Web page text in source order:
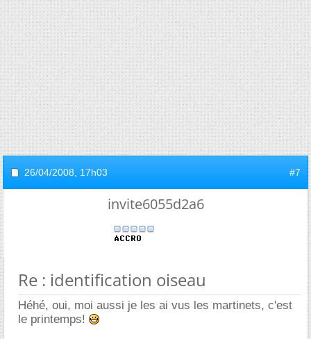
26/04/2008, 17h03 #7
invite6055d2a6
Re : identification oiseau
Héhé, oui, moi aussi je les ai vus les martinets, c'est
le printemps!